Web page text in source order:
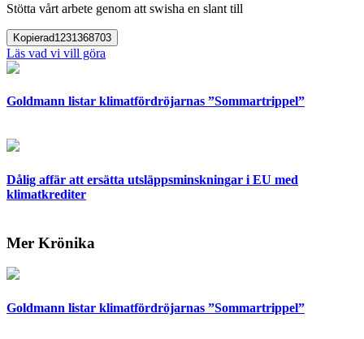
Stötta vårt arbete genom att swisha en slant till
Kopierad1231368703
Läs vad vi vill göra
Goldmann listar klimatfördröjarnas ”Sommartrippel”
Dålig affär att ersätta utsläppsminskningar i EU med
klimatkrediter
Mer Krönika
Goldmann listar klimatfördröjarnas ”Sommartrippel”